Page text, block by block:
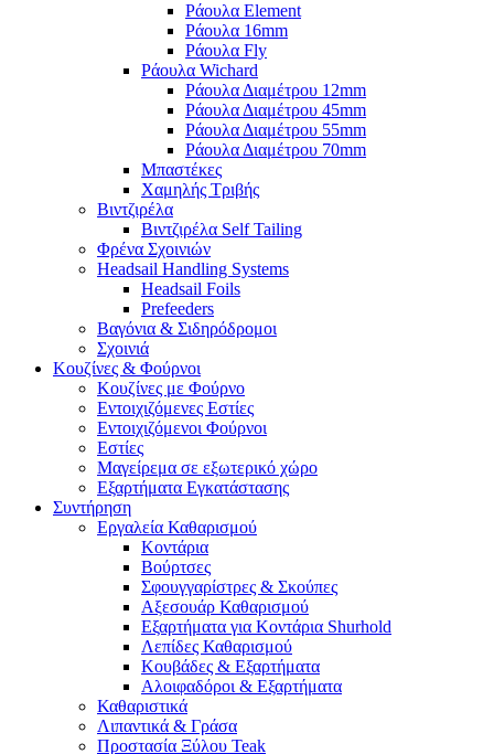
Ράουλα Element
Ράουλα 16mm
Ράουλα Fly
Ράουλα Wichard
Ράουλα Διαμέτρου 12mm
Ράουλα Διαμέτρου 45mm
Ράουλα Διαμέτρου 55mm
Ράουλα Διαμέτρου 70mm
Μπαστέκες
Χαμηλής Τριβής
Βιντζιρέλα
Βιντζιρέλα Self Tailing
Φρένα Σχοινιών
Headsail Handling Systems
Headsail Foils
Prefeeders
Βαγόνια & Σιδηρόδρομοι
Σχοινιά
Κουζίνες & Φούρνοι
Κουζίνες με Φούρνο
Εντοιχιζόμενες Εστίες
Εντοιχιζόμενοι Φούρνοι
Εστίες
Μαγείρεμα σε εξωτερικό χώρο
Εξαρτήματα Εγκατάστασης
Συντήρηση
Εργαλεία Καθαρισμού
Κοντάρια
Βούρτσες
Σφουγγαρίστρες & Σκούπες
Αξεσουάρ Καθαρισμού
Εξαρτήματα για Κοντάρια Shurhold
Λεπίδες Καθαρισμού
Κουβάδες & Εξαρτήματα
Αλοιφαδόροι & Εξαρτήματα
Καθαριστικά
Λιπαντικά & Γράσα
Προστασία Ξύλου Teak